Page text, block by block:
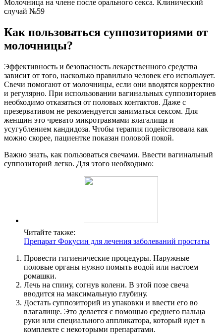
Молочница на члене после орального секса. Клинический
случай №59
Как пользоваться суппозиториями от
молочницы?
Эффективность и безопасность лекарственного средства
зависит от того, насколько правильно человек его использует.
Свечи помогают от молочницы, если они вводятся корректно
и регулярно. При использовании вагинальных суппозиториев
необходимо отказаться от половых контактов. Даже с
презервативом не рекомендуется заниматься сексом. Для
женщин это чревато микротравмами влагалища и
усугублением кандидоза. Чтобы терапия подействовала как
можно скорее, пациентке показан половой покой.
Важно знать, как пользоваться свечами. Ввести вагинальный
суппозиторий легко. Для этого необходимо:
Читайте также:
Препарат Фокусин для лечения заболеваний простаты
Провести гигиенические процедуры. Наружные
половые органы нужно помыть водой или настоем
ромашки.
Лечь на спину, согнув колени. В этой позе свеча
вводится на максимальную глубину.
Достать суппозиторий из упаковки и ввести его во
влагалище. Это делается с помощью среднего пальца
руки или специального аппликатора, который идет в
комплекте с некоторыми препаратами.